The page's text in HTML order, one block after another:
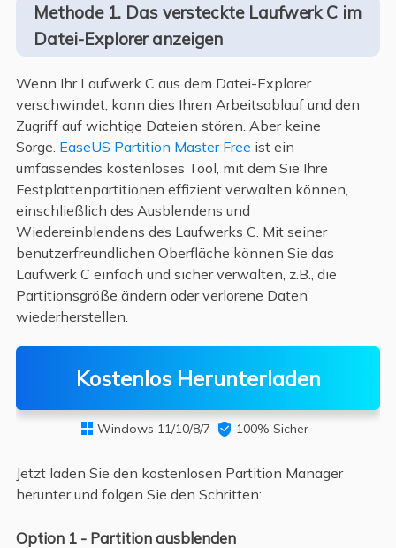
Methode 1. Das versteckte Laufwerk C im
Datei-Explorer anzeigen
Wenn Ihr Laufwerk C aus dem Datei-Explorer
verschwindet, kann dies Ihren Arbeitsablauf und den
Zugriff auf wichtige Dateien stören. Aber keine
Sorge. EaseUS Partition Master Free ist ein
umfassendes kostenloses Tool, mit dem Sie Ihre
Festplattenpartitionen effizient verwalten können,
einschließlich des Ausblendens und
Wiedereinblendens des Laufwerks C. Mit seiner
benutzerfreundlichen Oberfläche können Sie das
Laufwerk C einfach und sicher verwalten, z.B., die
Partitionsgröße ändern oder verlorene Daten
wiederherstellen.
Kostenlos Herunterladen
 Windows 11/10/8/7  100% Sicher
Jetzt laden Sie den kostenlosen Partition Manager
herunter und folgen Sie den Schritten:
Option 1 - Partition ausblenden